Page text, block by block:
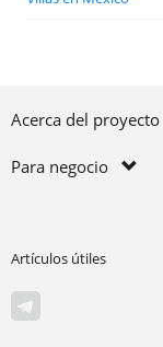
Acerca del proyecto
Para negocio
Artículos útiles